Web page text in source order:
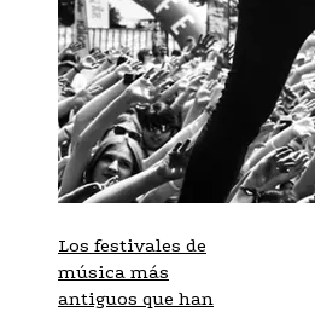
Los festivales de
música más
antiguos que han